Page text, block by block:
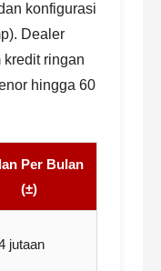
konfigurasi
Dealer
kredit ringan
hingga 60
Per Bulan
(±)
jutaan